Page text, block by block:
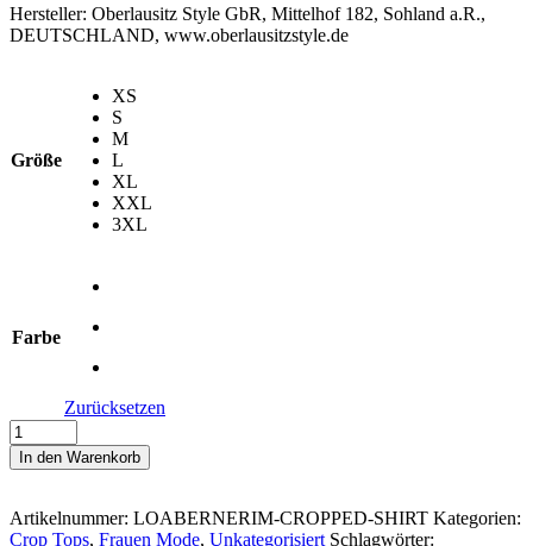
Hersteller: Oberlausitz Style GbR, Mittelhof 182, Sohland a.R.,
DEUTSCHLAND, www.oberlausitzstyle.de
Größe
XS
S
M
L
XL
XXL
3XL
Farbe
Zurücksetzen
#LOABER
NE
RIM
Ladies
Crop
In den Warenkorb
Artikelnummer: LOABERNERIM-CROPPED-SHIRT Kategorien:
Crop Tops, Frauen Mode, Unkategorisiert Schlagwörter: